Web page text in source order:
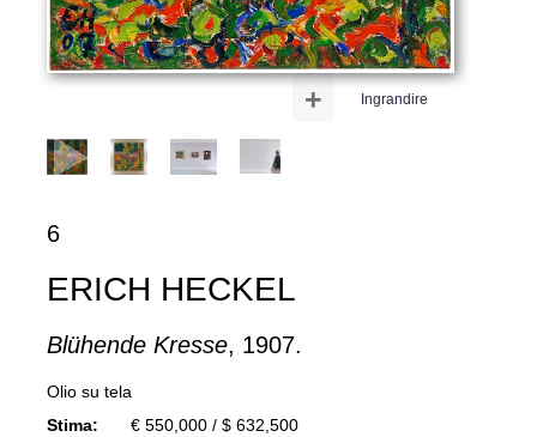
Ingrandire
+
6
ERICH HECKEL
Blühende Kresse, 1907.
Olio su tela
Stima:
€ 550,000 / $ 632,500